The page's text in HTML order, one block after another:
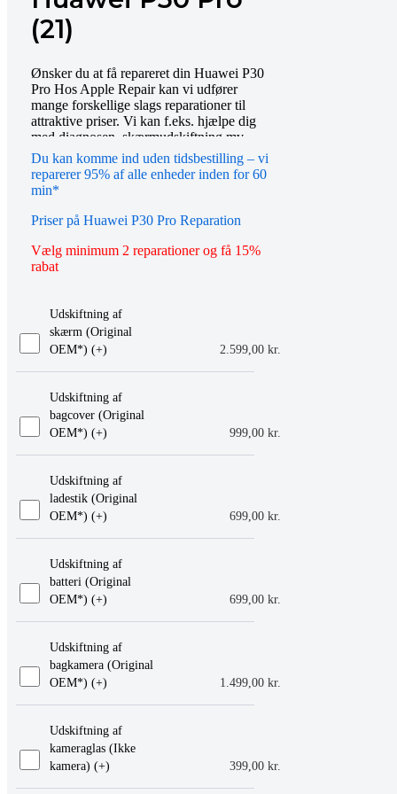
(21)
Ønsker du at få repareret din Huawei P30
Pro Hos Apple Repair kan vi udfører
mange forskellige slags reparationer til
attraktive priser. Vi kan f.eks. hjælpe dig
med diagnosen, skærmudskiftning mv.
Bestil tid online eller mød op i vores butik,
så hjælper vi dig gerne videre. Du er også
altid velkommen til at kontakte os på
Du kan komme ind uden tidsbestilling – vi
reparerer 95% af alle enheder inden for 60
min*
Priser på Huawei P30 Pro Reparation
Vælg minimum 2 reparationer og få 15%
rabat
Udskiftning af
skærm (Original
OEM*) (+
2.599,00 kr.
)
Udskiftning af
bagcover (Original
OEM*) (+
999,00 kr.
)
Udskiftning af
ladestik (Original
OEM*) (+
699,00 kr.
)
Udskiftning af
batteri (Original
OEM*) (+
699,00 kr.
)
Udskiftning af
bagkamera (Original
OEM*) (+
1.499,00 kr.
)
Udskiftning af
kameraglas (Ikke
kamera) (+
399,00 kr.
)